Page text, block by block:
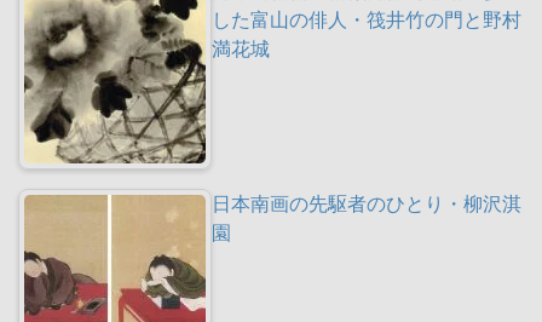
した富山の俳人・筏井竹の門と野村
満花城
日本南画の先駆者のひとり・柳沢淇
園